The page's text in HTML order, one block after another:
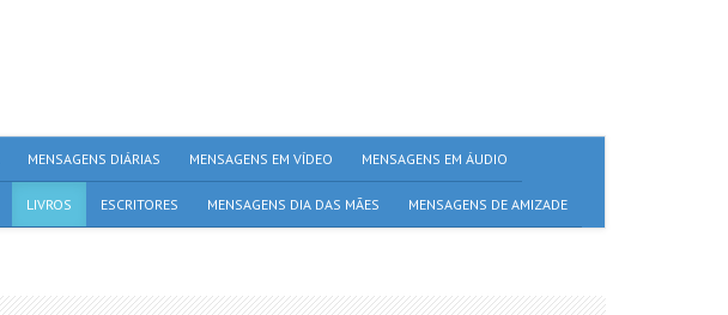
MENSAGENS DIÁRIAS MENSAGENS EM VÍDEO MENSAGENS EM ÁUDIO
LIVROS ESCRITORES MENSAGENS DIA DAS MÃES MENSAGENS DE AMIZADE